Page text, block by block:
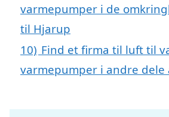
varmepumper i de
til Hjarup
10) Find et firma til luft til
varmepumper i andre dele